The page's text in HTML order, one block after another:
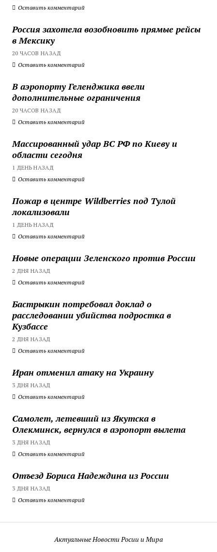
Оставить комментарий
Россия захотела возобновить прямые рейсы
в Мексику
20 ЧАСОВ НАЗАД
Оставить комментарий
В аэропорту Геленджика ввели
дополнительные ограничения
20 ЧАСОВ НАЗАД
Оставить комментарий
Массированный удар ВС РФ по Киеву и
области сегодня
1 ДЕНЬ НАЗАД
Оставить комментарий
Пожар в центре Wildberries под Тулой
локализовали
1 ДЕНЬ НАЗАД
Оставить комментарий
Новые операции Зеленского против России
2 ДНЯ НАЗАД
Оставить комментарий
Бастрыкин потребовал доклад о
расследовании убийства подростка в
Кузбассе
2 ДНЯ НАЗАД
Оставить комментарий
Иран отменил атаку на Украину
3 ДНЯ НАЗАД
Оставить комментарий
Самолет, летевший из Якутска в
Олекминск, вернулся в аэропорт вылета
3 ДНЯ НАЗАД
Оставить комментарий
Отъезд Бориса Надеждина из России
3 ДНЯ НАЗАД
Оставить комментарий
Актуальные Новости Росии и Мира